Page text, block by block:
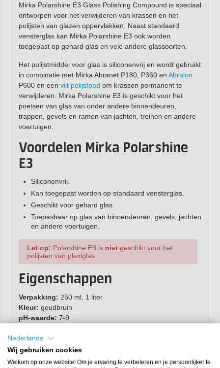
Mirka Polarshine E3 Glass Polishing Compound is speciaal
ontworpen voor het verwijderen van krassen en het
polijsten van glazen oppervlakken. Naast standaard
vensterglas kan Mirka Polarshine E3 ook worden
toegepast op gehard glas en vele andere glassoorten.
Het polijstmiddel voor glas is siliconenvrij en wordt gebruikt
in combinatie met Mirka Abranet P180, P360 en Abralon
P600 en een vilt polijstpad om krassen permanent te
verwijderen. Mirka Polarshine E3 is geschikt voor het
poetsen van glas van onder andere binnendeuren,
trappen, gevels en ramen van jachten, treinen en andere
voertuigen.
Voordelen Mirka Polarshine
E3
Siliconenvrij.
Kan toegepast worden op standaard vensterglas.
Geschikt voor gehard glas.
Toepasbaar op glas van binnendeuren, gevels, jachten
en andere voertuigen.
Let op: Polarshine E3 is nietgeschikt voor het
polijsten van plexiglas.
Eigenschappen
Verpakking: 250 ml, 1 liter
Kleur: goudbruin
pH-waarde: 7-9
Nederlands
Wij gebruiken cookies
Welkom op onze website! Om je ervaring te verbeteren en je persoonlijker te